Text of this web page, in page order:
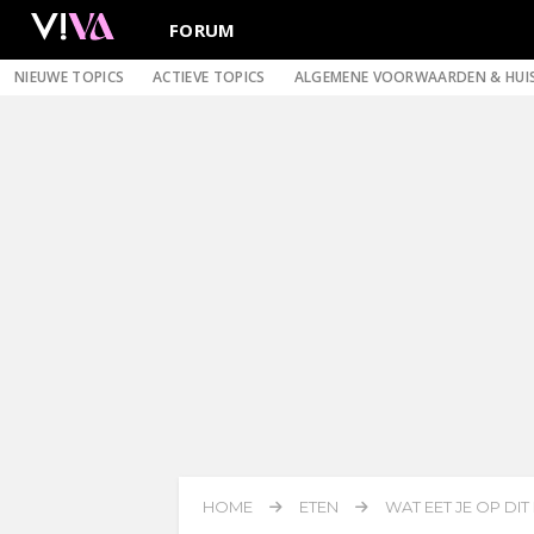
FORUM
NIEUWE TOPICS ACTIEVE TOPICS ALGEMENE VOORWAARDEN &
HOME ETEN WAT EET JE OP